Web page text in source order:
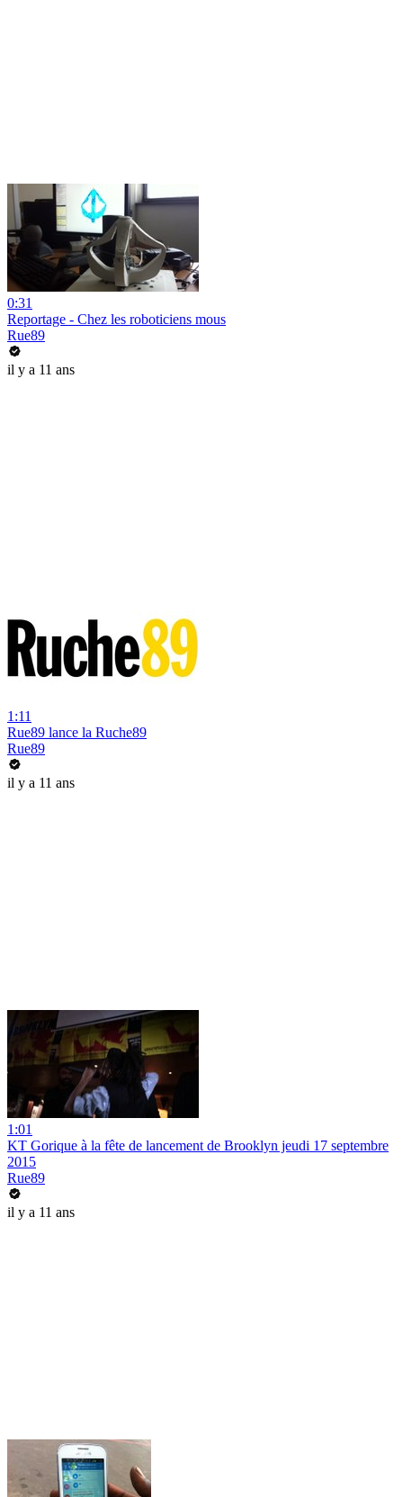
0:31
Reportage - Chez les roboticiens mous
Rue89
il y a 11 ans
1:11
Rue89 lance la Ruche89
Rue89
il y a 11 ans
1:01
KT Gorique à la fête de lancement de Brooklyn jeudi 17 septembre
2015
Rue89
il y a 11 ans